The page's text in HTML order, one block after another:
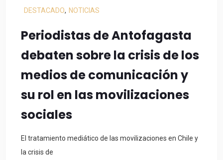
DESTACADO, NOTICIAS
Periodistas de Antofagasta
debaten sobre la crisis de los
medios de comunicación y
su rol en las movilizaciones
sociales
El tratamiento mediático de las movilizaciones en Chile y
la crisis de